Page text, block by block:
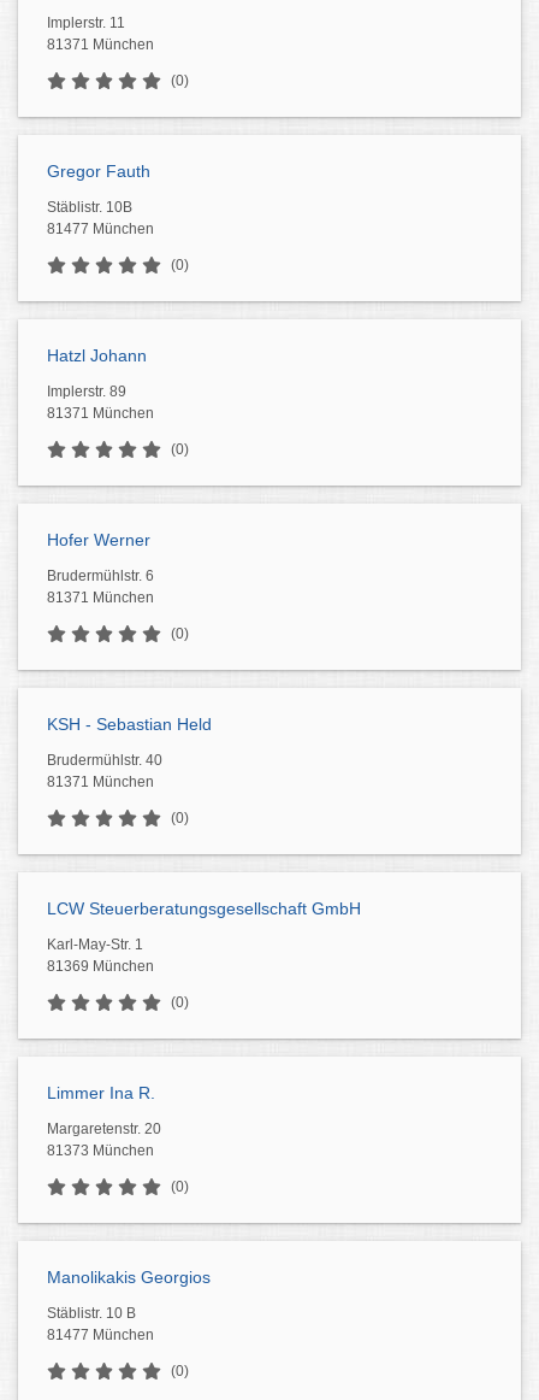
Implerstr. 11
81371 München
(0)
Gregor Fauth
Stäblistr. 10B
81477 München
(0)
Hatzl Johann
Implerstr. 89
81371 München
(0)
Hofer Werner
Brudermühlstr. 6
81371 München
(0)
KSH - Sebastian Held
Brudermühlstr. 40
81371 München
(0)
LCW Steuerberatungsgesellschaft GmbH
Karl-May-Str. 1
81369 München
(0)
Limmer Ina R.
Margaretenstr. 20
81373 München
(0)
Manolikakis Georgios
Stäblistr. 10 B
81477 München
(0)